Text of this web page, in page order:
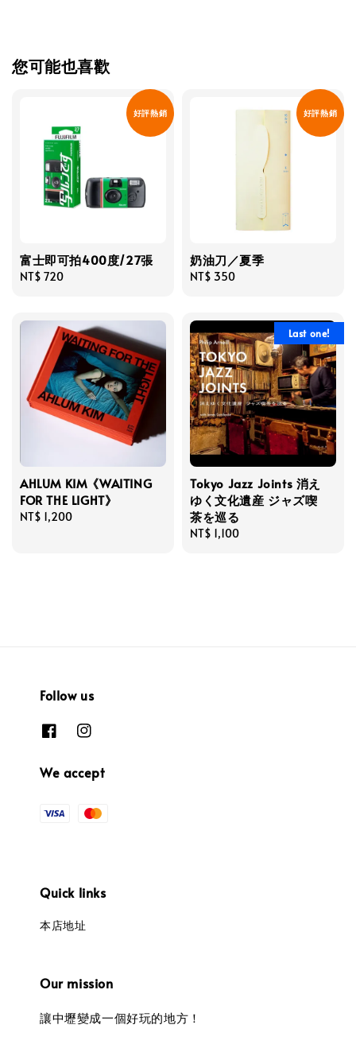
您可能也喜歡
好評熱銷
富士即可拍400度/27張
Regular
NT$ 720
好評熱銷
奶油刀／夏季
Regular
NT$ 350
AHLUM KIM《WAITING
FOR THE LIGHT》
Regular
NT$ 1,200
Last one!
Tokyo Jazz Joints 消え
ゆく文化遺産 ジャズ喫
茶を巡る
Regular
NT$ 1,100
Follow us
We accept
Quick links
本店地址
Our mission
讓中壢變成一個好玩的地方！